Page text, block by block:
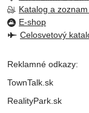
Katalog a
E-shop
Celosvetový
Reklamné odkazy:
TownTalk.sk
RealityPark.sk